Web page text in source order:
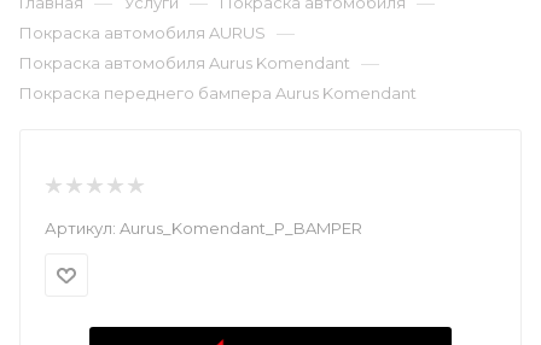
Покраска автомобиля AURUS —
Покраска автомобиля Aurus Komendant —
Покраска переднего бампера Aurus Komendant
Артикул: Aurus_Komendant_P_BAMPER